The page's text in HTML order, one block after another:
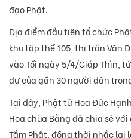
đạo Phật.
Địa điểm đầu tiên tổ chức
khu tập thể 105, thị trấn Văn
vào Tối ngày 5/4/Giáp Thìn,
dự của gần 30 người dân
Tại đây, Phật tử Hoa Đức
Hoa chùa Bằng đã chia sẻ
Tắm Phật, đồng thời nhắc lại